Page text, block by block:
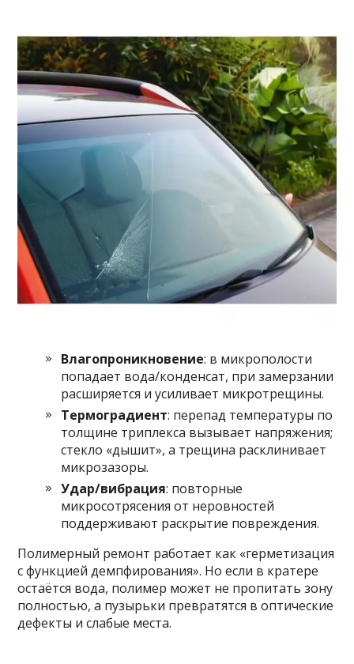
Влагопроникновение: в микрополости
попадает вода/конденсат, при замерзании
расширяется и усиливает микротрещины.
Термоградиент: перепад температуры по
толщине триплекса вызывает напряжения;
стекло «дышит», а трещина расклинивает
микрозазоры.
Удар/вибрация: повторные
микросотрясения от неровностей
поддерживают раскрытие повреждения.
Полимерный ремонт работает как «герметизация
с функцией демпфирования». Но если в кратере
остаётся вода, полимер может не пропитать зону
полностью, а пузырьки превратятся в оптические
дефекты и слабые места.